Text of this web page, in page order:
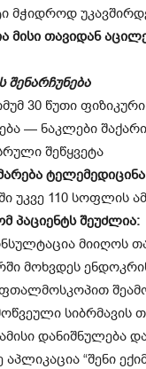
მჭიდროდ
მისი თავიდან
შენარჩუნება
30 წუთი
— ნაკლები
შეწყვეტა
ტელემედიცინა
უკვე 110 სოფლის
პაციენტს შეუძლია:
მიიღოს
მოხვდეს
სიბრმავის
დანიშნულება
აპლიკაცია “შენი